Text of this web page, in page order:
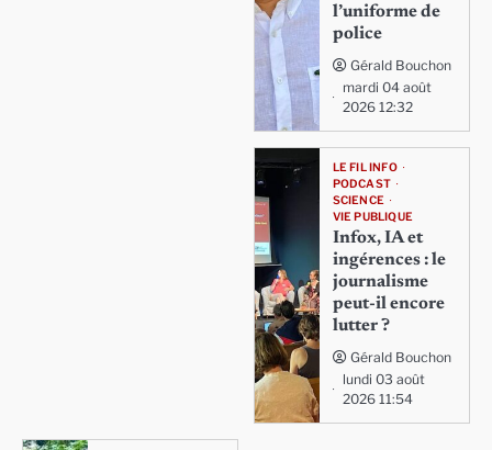
l’uniforme de
police
Gérald Bouchon
mardi 04 août
2026 12:32
LE FIL INFO
PODCAST
SCIENCE
VIE PUBLIQUE
Infox, IA et
ingérences : le
journalisme
peut-il encore
lutter ?
Gérald Bouchon
lundi 03 août
2026 11:54